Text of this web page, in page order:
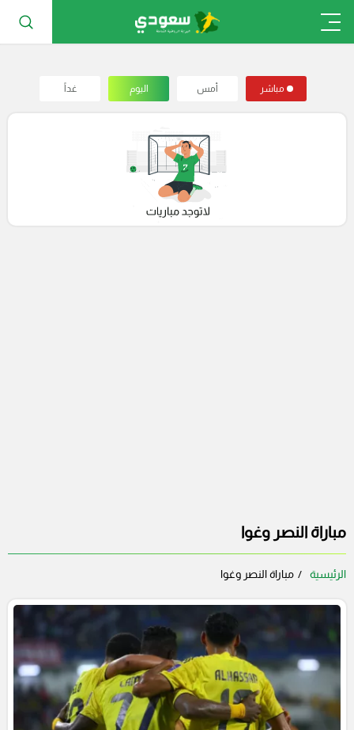
مباشر أمس اليوم غداً
مباراة النصر وغوا
الرئيسية مباراة النصر وغوا